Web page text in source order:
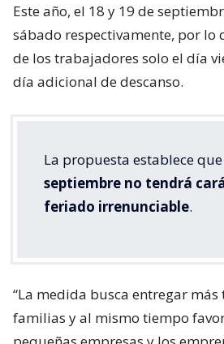
Este año, el 18 y 19 de
sábado respectivamente, por lo
de los trabajadores solo el día
día adicional de descanso.
La propuesta establece
septiembre no tendrá
feriado irrenunciable.
“La medida busca entregar más
familias y al mismo tiempo